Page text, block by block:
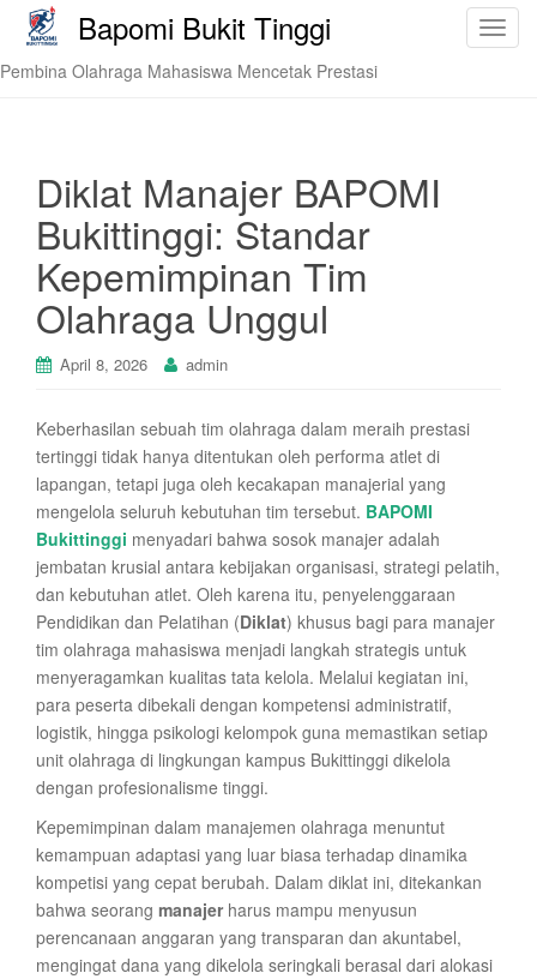
T
Bapomi Bukit Tinggi
Pembina Olahraga Mahasiswa Mencetak Prestasi
Diklat Manajer BAPOMI
Bukittinggi: Standar
Kepemimpinan Tim
Olahraga Unggul
April 8, 2026 admin
Keberhasilan sebuah tim olahraga dalam meraih prestasi
tertinggi tidak hanya ditentukan oleh performa atlet di
lapangan, tetapi juga oleh kecakapan manajerial yang
mengelola seluruh kebutuhan tim tersebut. BAPOMI
Bukittinggi menyadari bahwa sosok manajer adalah
jembatan krusial antara kebijakan organisasi, strategi pelatih,
dan kebutuhan atlet. Oleh karena itu, penyelenggaraan
Pendidikan dan Pelatihan (Diklat) khusus bagi para manajer
tim olahraga mahasiswa menjadi langkah strategis untuk
menyeragamkan kualitas tata kelola. Melalui kegiatan ini,
para peserta dibekali dengan kompetensi administratif,
logistik, hingga psikologi kelompok guna memastikan setiap
unit olahraga di lingkungan kampus Bukittinggi dikelola
dengan profesionalisme tinggi.
Kepemimpinan dalam manajemen olahraga menuntut
kemampuan adaptasi yang luar biasa terhadap dinamika
kompetisi yang cepat berubah. Dalam diklat ini, ditekankan
bahwa seorang manajerharus mampu menyusun
perencanaan anggaran yang transparan dan akuntabel,
mengingat dana yang dikelola seringkali berasal dari alokasi